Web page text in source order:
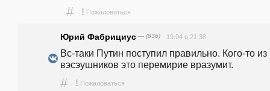
# ! Пожаловаться
Юрий Фабрициус — (836) 19.04 в 21:38
Вс-таки Путин поступил правильно. Кого-то из
вэсэушников это перемирие вразумит.
# ! Пожаловаться